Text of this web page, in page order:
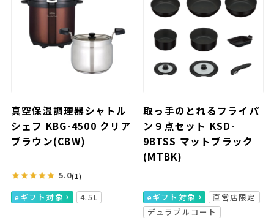
真空保温調理器シャトル
シェフ KBG-4500 クリア
ブラウン(CBW)
5.0(1)
eギフト対象 4.5L
取っ手のとれるフライパ
ン９点セット KSD-
9BTSS マットブラック
(MTBK)
eギフト対象
直営店限定
デュラブルコート